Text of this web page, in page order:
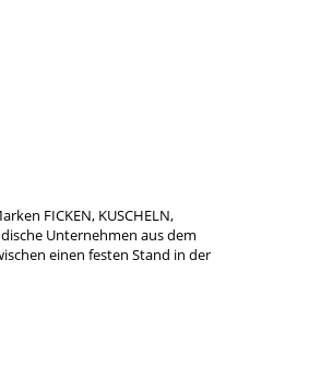
FICKEN, KUSCHELN,
Unternehmen aus dem
einen festen Stand in der